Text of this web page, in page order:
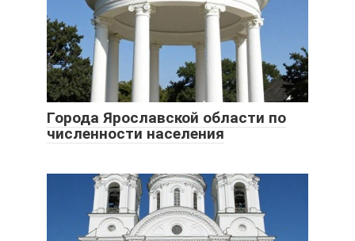
Города Ярославской области по
численности населения